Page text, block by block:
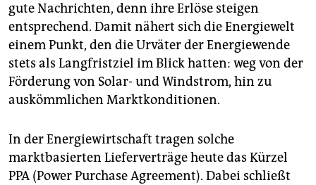
gute Nachrichten, denn ihre Erlöse steigen
entsprechend. Damit nähert sich die Energiewelt
einem Punkt, den die Urväter der Energiewende
stets als Langfristziel im Blick hatten: weg von der
Förderung von Solar- und Windstrom, hin zu
auskömmlichen Marktkonditionen.
In der Energiewirtschaft tragen solche
marktbasierten Lieferverträge heute das Kürzel
PPA (Power Purchase Agree­ment). Dabei schließt